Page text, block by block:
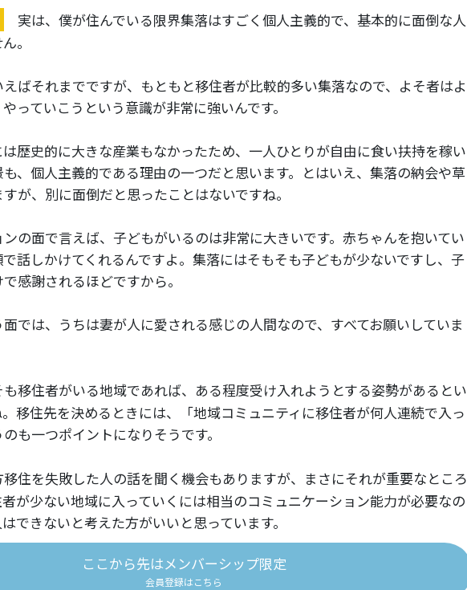
実は、僕が住んでいる限界集落はすごく個人主義的で、基本的に面倒な人
。
ばそれまでですが、もともと移住者が比較的多い集落なので、よそ者はよ
っていこうという意識が非常に強いんです。
歴史的に大きな産業もなかったため、一人ひとりが自由に食い扶持を稼い
、個人主義的である理由の一つだと思います。とはいえ、集落の納会や草
が、別に面倒だと思ったことはないですね。
の面で言えば、子どもがいるのは非常に大きいです。赤ちゃんを抱いてい
話しかけてくれるんですよ。集落にはそもそも子どもが少ないですし、子
感謝されるほどですから。
では、うちは妻が人に愛される感じの人間なので、すべてお願いしていま
移住者がいる地域であれば、ある程度受け入れようとする姿勢があるとい
移住先を決めるときには、「地域コミュニティに移住者が何人連続で入っ
も一つポイントになりそうです。
住を失敗した人の話を聞く機会もありますが、まさにそれが重要なところ
が少ない地域に入っていくには相当のコミュニケーション能力が必要なの
できないと考えた方がいいと思っています。
ここから先はメンバーシップ限定
会員登録はこちら